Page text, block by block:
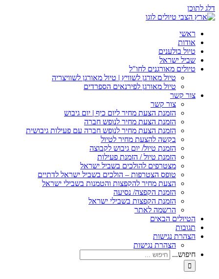
דלג לתוכן
ראשי
אודות
טיול בולענים
שביל ישראל
טיולים מאורגנים לחו"ל
טיול מאורגן לשוויץ | טיול מאורגן לשוויצריה
טיול מאורגן לפירנאים הספרדים
צור קשר
צור קשר
הזמנת הצעת מחיר ליום כיף | יום גיבוש
הזמנת הצעת מחיר לנופש חברה
הזמנת הצעת מחיר לנופש חברה עם פעילות גיבושית
בקשה להצעת מחיר לטיול
הזמנת טיול/ יום גיבוש לקבוצה
הזמנת טיול / הזמנת פעילות
מצטרפים להולכים בשביל ישראל
טופס הצטרפות – הולכים בשביל ישראל לדתיים
הצעת מחיר להקפצות והטמנות בשבילי ישראל
הזמנת הקפצה/ נסיעה
הזמנת הקפצות בשבילי ישראל
הרשמה לאתר
הטיולים הבאים
תגובות
הצהרת נגישות
הצהרת נגישות
חיפוש...